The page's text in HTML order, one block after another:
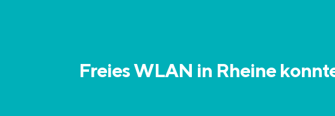
Freies WLAN in Rheine